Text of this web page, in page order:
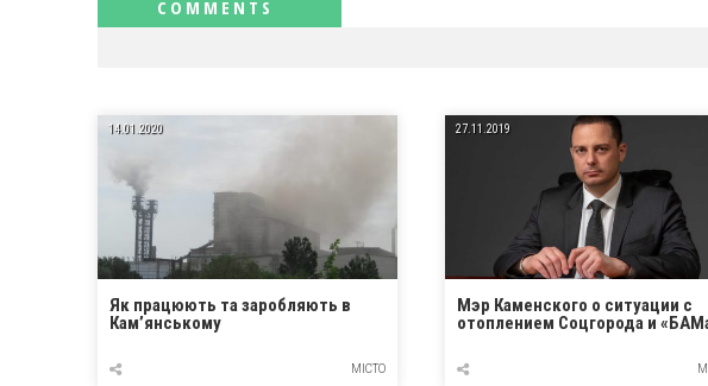
14.01.2020
Як працюють та заробляють в
Кам’янському
МІСТО
27.11.2019
Мэр Каменского о ситуации с
отоплением Соцгорода и